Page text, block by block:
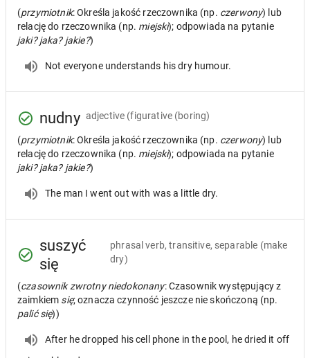
(przymiotnik: Określa jakość rzeczownika (np. czerwony) lub
relację do rzeczownika (np. miejski); odpowiada na pytanie
jaki? jaka? jakie?)
Not everyone understands his dry humour.
nudny adjective (figurative (boring)
(przymiotnik: Określa jakość rzeczownika (np. czerwony) lub
relację do rzeczownika (np. miejski); odpowiada na pytanie
jaki? jaka? jakie?)
The man I went out with was a little dry.
suszyć
się
phrasal verb, transitive, separable (make
dry)
(czasownik zwrotny niedokonany: Czasownik występujący z
zaimkiem się; oznacza czynność jeszcze nie skończoną (np.
palić się))
After he dropped his cell phone in the pool, he dried it off